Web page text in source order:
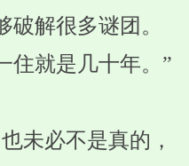
解很多谜团。
住就是几十年。”
未必不是真的，